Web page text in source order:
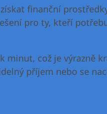
finanční
pro ty, kteří
minut, což je výrazně
příjem nebo se